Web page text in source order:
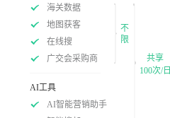
海关数据
地图获客
在线搜
广交会采购商
不
限
AI工具
AI智能营销助手
共享
100次/日